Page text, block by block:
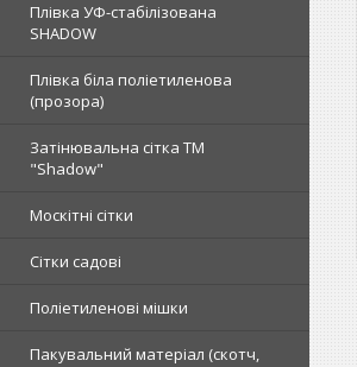
Плівка УФ-стабілізована
SHADOW
Плівка біла поліетиленова
(прозора)
Затінювальна сітка ТМ
"Shadow"
Москітні сітки
Сітки садові
Поліетиленові мішки
Пакувальний матеріал (скотч,